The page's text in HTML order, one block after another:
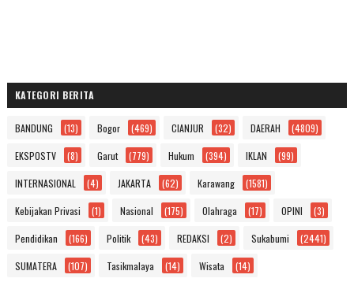
KATEGORI BERITA
BANDUNG (13) Bogor (469) CIANJUR (32) DAERAH (4809)
EKSPOSTV (8) Garut (779) Hukum (394) IKLAN (99)
INTERNASIONAL (4) JAKARTA (62) Karawang (1581)
Kebijakan Privasi (1) Nasional (175) Olahraga (17) OPINI (3)
Pendidikan (166) Politik (43) REDAKSI (2) Sukabumi (2441)
SUMATERA (107) Tasikmalaya (14) Wisata (14)